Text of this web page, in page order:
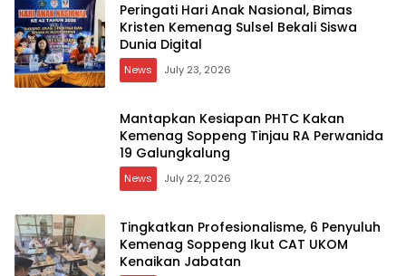
Peringati Hari Anak Nasional, Bimas
Kristen Kemenag Sulsel Bekali Siswa
Dunia Digital
News July 23, 2026
Mantapkan Kesiapan PHTC Kakan
Kemenag Soppeng Tinjau RA Perwanida
19 Galungkalung
News July 22, 2026
Tingkatkan Profesionalisme, 6 Penyuluh
Kemenag Soppeng Ikut CAT UKOM
Kenaikan Jabatan